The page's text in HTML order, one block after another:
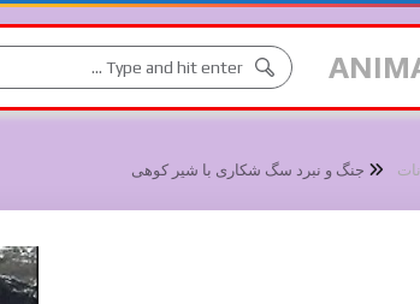
جنگ و نبرد سگ شکاری با شیر کوهی